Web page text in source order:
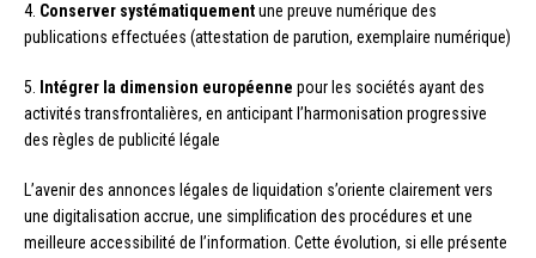
4. Conserver systématiquementune preuve numérique des
publications effectuées (attestation de parution, exemplaire numérique)
5. Intégrer la dimension européenne pour les sociétés ayant des
activités transfrontalières, en anticipant l’harmonisation progressive
des règles de publicité légale
L’avenir des annonces légales de liquidation s’oriente clairement vers
une digitalisation accrue, une simplification des procédures et une
meilleure accessibilité de l’information. Cette évolution, si elle présente